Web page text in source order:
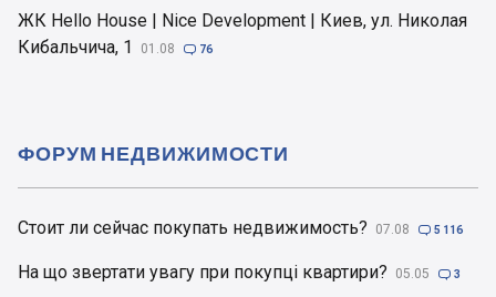
ЖК Hello House | Nice Development | Киев, ул. Николая
Кибальчича, 1
01.08  76
Стоит ли сейчас покупать недвижимость? 07.08  5 116
На що звертати увагу при покупці квартири? 05.05  3
ФОРУМ НЕДВИЖИМОСТИ